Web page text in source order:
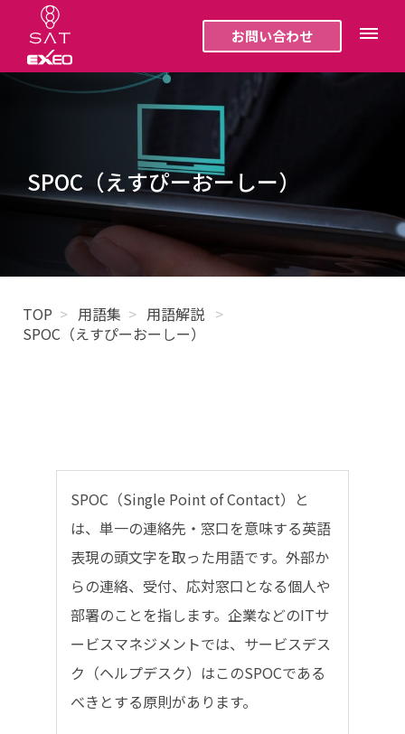
お問い合わせ
SPOC（えすぴーおーしー）
TOP 用語集
用語解説
SPOC（えすぴーおーしー）
SPOC（Single Point of Contact）と
は、単一の連絡先・窓口を意味する英語
表現の頭文字を取った用語です。外部か
らの連絡、受付、応対窓口となる個人や
部署のことを指します。企業などのITサ
ービスマネジメントでは、サービスデス
ク（ヘルプデスク）はこのSPOCである
べきとする原則があります。